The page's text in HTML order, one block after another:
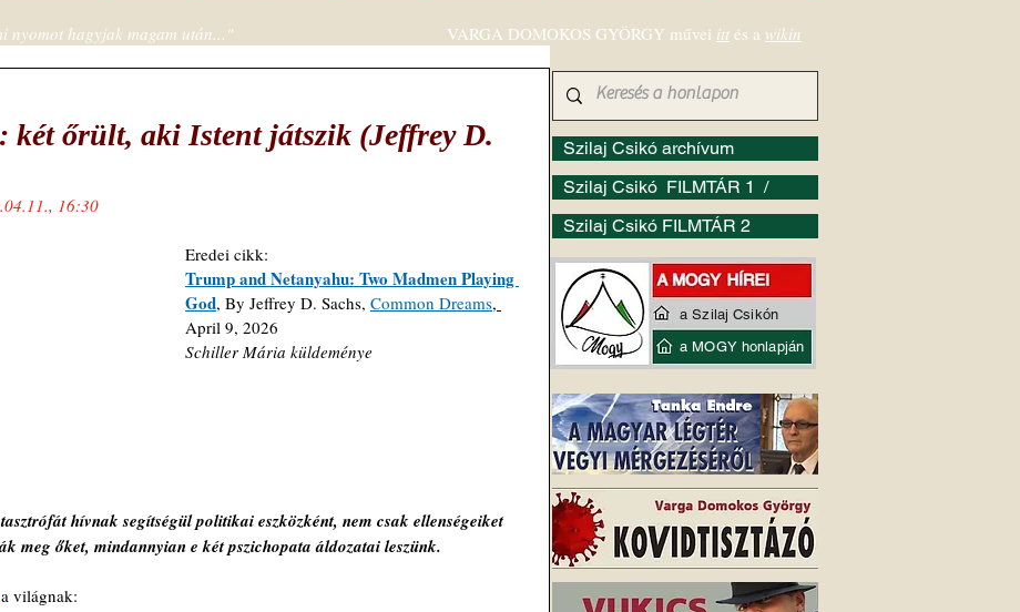
két őrült, aki Istent játszik (Jeffrey D.
16:30
Eredei cikk:
Trump and Netanyahu: Two Madmen Playing
God, By Jeffrey D. Sachs, Common Dreams,
April 9, 2026
Schiller Mária küldeménye
hívnak segítségül politikai eszközként, nem csak ellenségeiket
meg őket, mindannyian e két pszichopata áldozatai leszünk.
a világnak:
Szilaj Csikó archívum
Szilaj Csikó FILMTÁR 1 /
Szilaj Csikó FILMTÁR 2
nyomot hagyjak magam után..." VARGA DOMOKOS GYÖRGY művei itt és a wikin
a Szilaj Csikón
a MOGY honlapján